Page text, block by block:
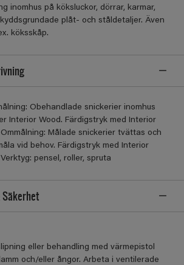
inomhus på köksluckor, dörrar, karmar,
plåt- och ståldetaljer. Även
köksskåp.
Obehandlade snickerier inomhus
Interior Wood. Färdigstryk med Interior
Målade snickerier tvättas och
vid behov. Färdigstryk med Interior
pensel, roller, spruta
eller behandling med värmepistol
och/eller ångor. Arbeta i ventilerade